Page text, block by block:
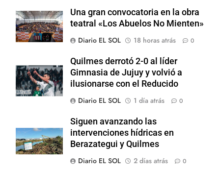
Una gran convocatoria en la obra
teatral «Los Abuelos No Mienten»
Diario EL SOL
18 horas atrás 0
Quilmes derrotó 2-0 al líder
Gimnasia de Jujuy y volvió a
ilusionarse con el Reducido
Diario EL SOL
1 día atrás 0
Siguen avanzando las
intervenciones hídricas en
Berazategui y Quilmes
Diario EL SOL
2 días atrás 0